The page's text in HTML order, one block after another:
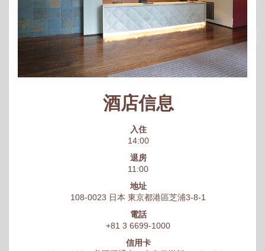
酒店信息
入住
14:00
退房
11:00
地址
108-0023 日本 東京都港區芝浦3-8-1
電話
+81 3 6699-1000
信用卡